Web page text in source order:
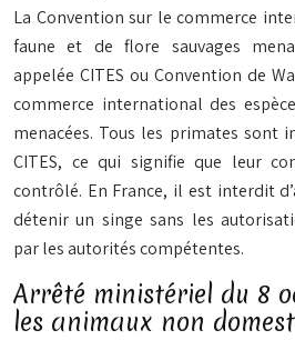
La Convention sur le commerce
faune et de flore sauvages
appelée CITES ou Convention de
commerce international des
menacées. Tous les primates sont
CITES, ce qui signifie que leur
contrôlé. En France, il est interdit
détenirun singe sans les
par les autorités compétentes.
Arrêté ministériel du 8
les animaux non